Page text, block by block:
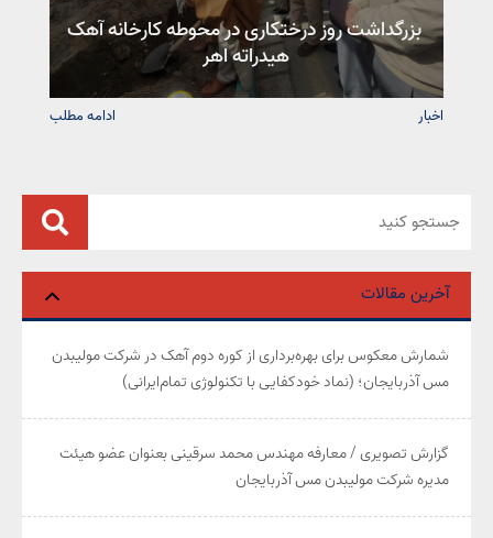
آخرین مقالات
شمارش معکوس برای بهره‌برداری از کوره دوم آهک در شرکت مولیبدن
مس آذربایجان؛ (نماد خودکفایی با تکنولوژی تمام‌ایرانی)
گزارش تصویری / معارفه مهندس محمد سرقینی بعنوان عضو هیئت‌
مدیره شرکت مولیبدن مس آذربایجان
بزرگداشت روز درختکاری در محوطه کارخانه آهک
هیدراته اهر
اخبار ادامه مطلب